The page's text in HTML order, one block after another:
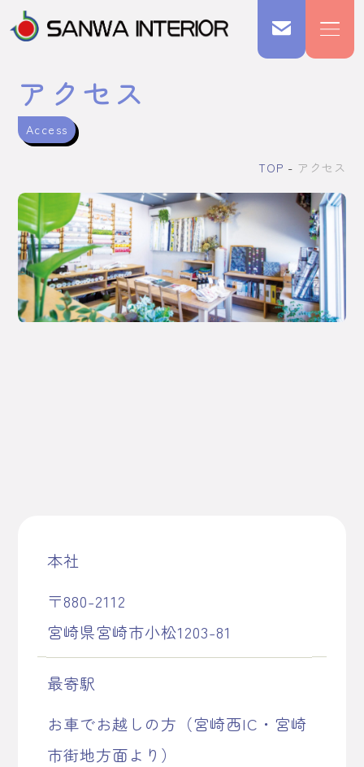
アクセス
Access
TOP アクセス
本社
〒880-2112
宮崎県宮崎市小松1203-81
最寄駅
お車でお越しの方（宮崎西IC・宮崎
市街地方面より）